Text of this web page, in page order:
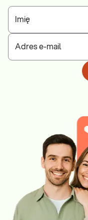
Imię
Adres e-mail